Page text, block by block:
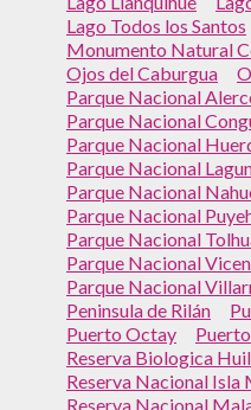
Lago Todos los Santos
Monumento Natural
Ojos del Caburgua
Parque Nacional
Parque Nacional
Parque Nacional
Parque Nacional
Parque Nacional
Parque Nacional
Parque Nacional
Parque Nacional
Parque Nacional
Peninsula de Rilán
Puerto Octay
Reserva Biologica
Reserva Nacional Isla
Reserva Nacional